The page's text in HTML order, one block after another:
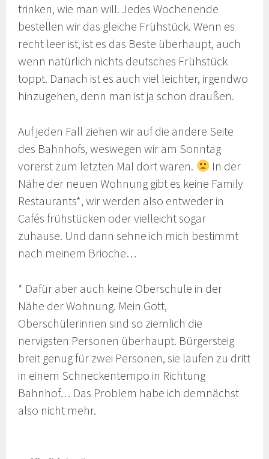
trinken, wie man will. Jedes Wochenende
bestellen wir das gleiche Frühstück. Wenn es
recht leer ist, ist es das Beste überhaupt, auch
wenn natürlich nichts deutsches Frühstück
toppt. Danach ist es auch viel leichter, irgendwo
hinzugehen, denn man ist ja schon draußen.
Auf jeden Fall ziehen wir auf die andere Seite
des Bahnhofs, weswegen wir am Sonntag
vorerst zum letzten Mal dort waren.
In der
Nähe der neuen Wohnung gibt es keine Family
Restaurants*, wir werden also entweder in
Cafés frühstücken oder vielleicht sogar
zuhause. Und dann sehne ich mich bestimmt
nach meinem Brioche…
* Dafür aber auch keine Oberschule in der
Nähe der Wohnung. Mein Gott,
Oberschülerinnen sind so ziemlich die
nervigsten Personen überhaupt. Bürgersteig
breit genug für zwei Personen, sie laufen zu dritt
in einem Schneckentempo in Richtung
Bahnhof… Das Problem habe ich demnächst
also nicht mehr.